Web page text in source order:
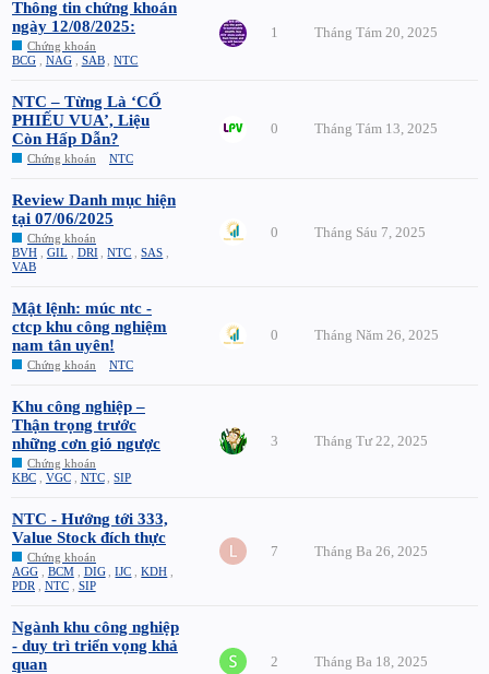
Thông tin chứng khoán
ngày 12/08/2025:
Chứng khoán
BCG
NAG SAB ,NTC
1 Tháng Tám 20, 2025
NTC – Từng Là ‘CỔ
PHIẾU VUA’, Liệu
Còn Hấp Dẫn?
Chứng khoán NTC
0 Tháng Tám 13, 2025
Review Danh mục hiện
tại 07/06/2025
Chứng khoán
BVH
GIL DRI ,NTC ,SAS
VAB
0 Tháng Sáu 7, 2025
Mật lệnh: múc ntc -
ctcp khu công nghiệm
nam tân uyên!
Chứng khoán NTC
0 Tháng Năm 26, 2025
Khu công nghiệp –
Thận trọng trước
những cơn gió ngược
Chứng khoán
KBC
VGC NTC ,SIP
3 Tháng Tư 22, 2025
NTC - Hướng tới 333,
Value Stock đích thực
Chứng khoán
AGG
BCM DIG ,IJC ,KDH
PDR
NTC SIP
7 Tháng Ba 26, 2025
Ngành khu công nghiệp
- duy trì triển vọng khả
quan
2 Tháng Ba 18, 2025